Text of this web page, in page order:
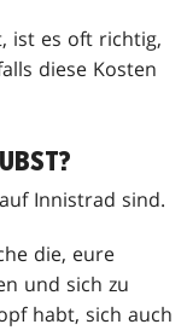
ist es oft richtig,
diese Kosten
Innistrad sind.
die, eure
und sich zu
habt, sich auch